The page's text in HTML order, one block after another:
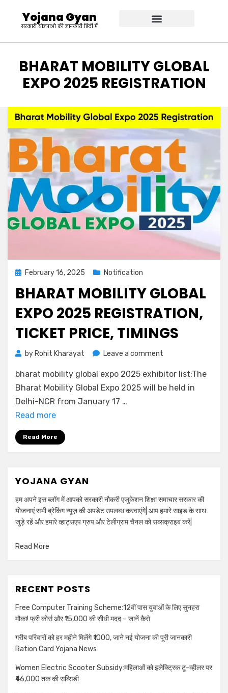
Yojana Gyan
सरकारी योजनाओ की जानकारी हिंदी में
TAG
:
BHARAT MOBILITY GLOBAL
EXPO 2025 REGISTRATION
February 16, 2025 Notification
BHARAT MOBILITY GLOBAL
EXPO 2025 REGISTRATION,
TICKET PRICE, TIMINGS
by Rohit Kharayat Leave a comment
bharat mobility global expo 2025 exhibitor list:The
Bharat Mobility Global Expo 2025 will be held in
Delhi-NCR from January 17 …
Read more
Read More
YOJANA GYAN
हम अपने इस ब्लॉग में आपको सरकारी नौकरी एजुकेशन शिक्षा समाचार सरकार की
योजनाएं सभी ब्रेकिंग न्यूज़ की अपडेट उपलब्ध करवाएंगे| आप हमारे साइड के साथ
जुड़े रहें और हमारे व्हाट्सएप ग्रुप और टेलीग्राम चैनल को सब्सक्राइब करें|
Read More
RECENT POSTS
Free Computer Training Scheme:12वीं पास युवाओं के लिए सुनहरा
मौका! फ्री कोर्स और ₹15,000 की सीधी मदद – जानें कैसे
गरीब परिवारों को हर महीने मिलेंगे ₹1000, जाने नई योजना की पूरी जानकारी
Ration Card Yojana News
Women Electric Scooter Subsidy:महिलाओं को इलेक्ट्रिक टू-व्हीलर पर
₹46,000 तक की सब्सिडी